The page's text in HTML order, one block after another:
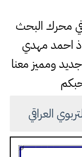
في محرك البحث
احمد مهدي
ومميز معنا
العراقي